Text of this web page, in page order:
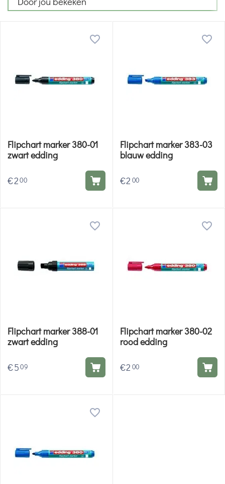
Flipchart marker 380-01
zwart edding
€200
Flipchart marker 383-03
blauw edding
€2 00
Flipchart marker 388-01
zwart edding
€509
Flipchart marker 380-02
rood edding
€2 00